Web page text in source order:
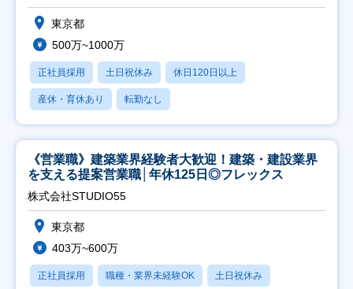
東京都
500万~1000万
正社員採用 土日祝休み 休日120日以上
産休・育休あり 転勤なし
《営業職》建築業界経験者大歓迎！建築・建設業界
を支える提案営業職│年休125日◎フレックス
株式会社STUDIO55
東京都
403万~600万
正社員採用 職種・業界未経験OK 土日祝休み